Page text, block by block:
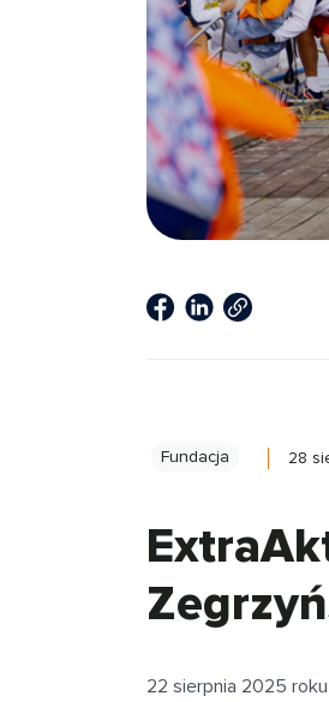
Fundacja 28
22 sierpnia 2025